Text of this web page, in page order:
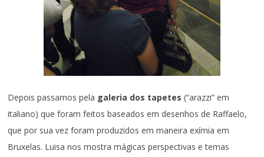
Depois passamos pela galeria dos tapetes(“arazzi” em
italiano) que foram feitos baseados em desenhos de Raffaelo,
que por sua vez foram produzidos em maneira exímia em
Bruxelas. Luisa nos mostra mágicas perspectivas e temas